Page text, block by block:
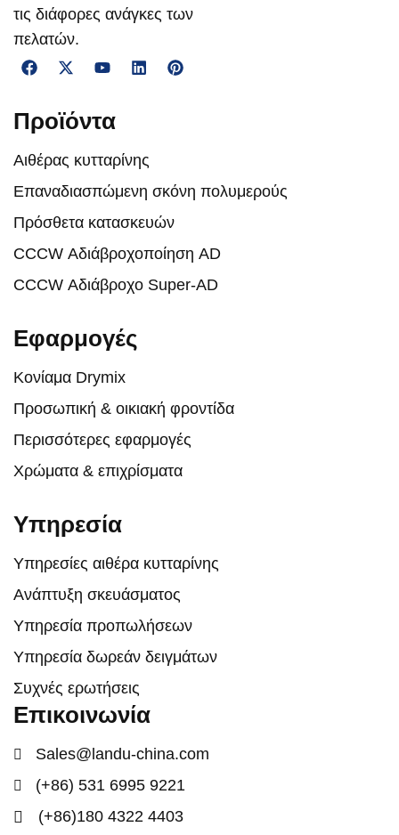
τις διάφορες ανάγκες των
πελατών.
Προϊόντα
Αιθέρας κυτταρίνης
Επαναδιασπώμενη σκόνη πολυμερούς
Πρόσθετα κατασκευών
CCCW Αδιάβροχοποίηση AD
CCCW Αδιάβροχο Super-AD
Εφαρμογές
Κονίαμα Drymix
Προσωπική & οικιακή φροντίδα
Περισσότερες εφαρμογές
Χρώματα & επιχρίσματα
Υπηρεσία
Υπηρεσίες αιθέρα κυτταρίνης
Ανάπτυξη σκευάσματος
Υπηρεσία προπωλήσεων
Υπηρεσία δωρεάν δειγμάτων
Συχνές ερωτήσεις
Επικοινωνία
Sales@landu-china.com
(+86) 531 6995 9221
(+86)180 4322 4403